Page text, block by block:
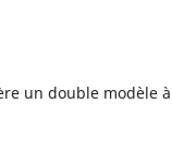
un double modèle